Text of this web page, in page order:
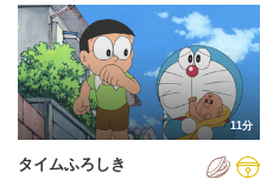
2024年
2025年
2026年
11分
タイムふろしき